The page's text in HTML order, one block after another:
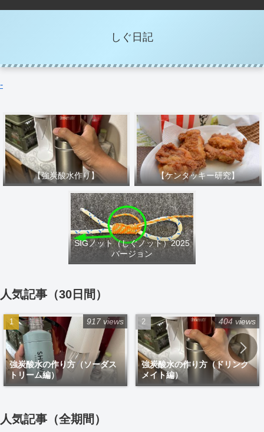
しぐ日記
-
【強炭酸水作り】 【ケンタッキー研究】
SIGノット（しぐノット）2025
バージョン
人気記事（30日間）
強炭酸水の作り方（ソーダス
トリーム編）
917 views
強炭酸水の作り方（ドリンク
メイト編）
404 views
人気記事（全期間）